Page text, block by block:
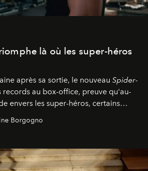
là où les super-héros
après sa sortie, le nouveau Spider-
records au box-office, preuve qu'au-
envers les super-héros, certains
de susciter une ferveur intacte.
Borgogno